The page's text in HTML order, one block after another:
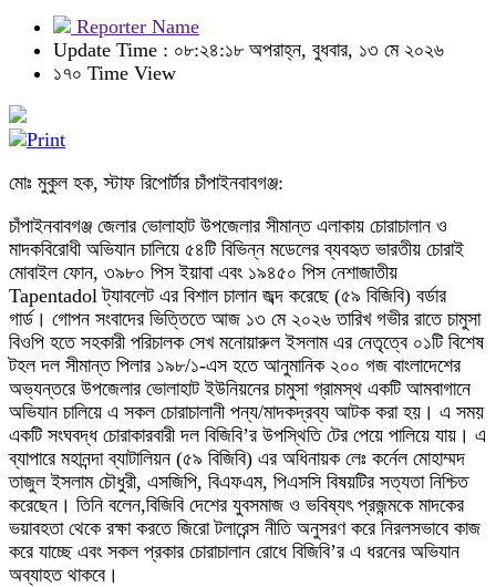
Reporter Name
Update Time : ০৮:২৪:১৮ অপরাহ্ন, বুধবার, ১৩ মে ২০২৬
১৭০ Time View
মোঃ মুকুল হক, স্টাফ রিপোর্টার চাঁপাইনবাবগঞ্জ:
চাঁপাইনবাবগঞ্জ জেলার ভোলাহাট উপজেলার সীমান্ত এলাকায় চোরাচালান ও
মাদকবিরোধী অভিযান চালিয়ে ৫৪টি বিভিন্ন মডেলের ব্যবহৃত ভারতীয় চোরাই
মোবাইল ফোন, ৩৯৮০ পিস ইয়াবা এবং ১৯৪৫০ পিস নেশাজাতীয়
Tapentadol ট্যাবলেট এর বিশাল চালান জব্দ করেছে (৫৯ বিজিবি) বর্ডার
গার্ড। গোপন সংবাদের ভিত্তিতে আজ ১৩ মে ২০২৬ তারিখ গভীর রাতে চামুসা
বিওপি হতে সহকারী পরিচালক সেখ মনোয়ারুল ইসলাম এর নেতৃত্বে ০১টি বিশেষ
টহল দল সীমান্ত পিলার ১৯৮/১-এস হতে আনুমানিক ২০০ গজ বাংলাদেশের
অভ্যন্তরে উপজেলার ভোলাহাট ইউনিয়নের চামুসা গ্রামস্থ একটি আমবাগানে
অভিযান চালিয়ে এ সকল চোরাচালানী পন্য/মাদকদ্রব্য আটক করা হয়। এ সময়
একটি সংঘবদ্ধ চোরাকারবারী দল বিজিবি’র উপস্থিতি টের পেয়ে পালিয়ে যায়। এ
ব্যাপারে মহানন্দা ব্যাটালিয়ন (৫৯ বিজিবি) এর অধিনায়ক লেঃ কর্নেল মোহাম্মদ
তাজুল ইসলাম চৌধুরী, এসজিপি, বিএফএম, পিএসসি বিষয়টির সত্যতা নিশ্চিত
করেছেন। তিনি বলেন,বিজিবি দেশের যুবসমাজ ও ভবিষ্যৎ প্রজন্মকে মাদকের
ভয়াবহতা থেকে রক্ষা করতে জিরো টলারেন্স নীতি অনুসরণ করে নিরলসভাবে কাজ
করে যাচ্ছে এবং সকল প্রকার চোরাচালান রোধে বিজিবি’র এ ধরনের অভিযান
অব্যাহত থাকবে।